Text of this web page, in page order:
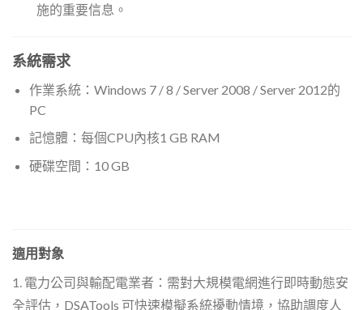
施的重要信息。
系統需求
作業系統：Windows 7 / 8 / Server 2008 / Server 2012的
PC
記憶體：每個CPU內核1 GB RAM
硬碟空間：10 GB
適用對象
1. 電力公司與輸配電業者：需對大規模電網進行即時動態安
全評估，DSATools 可快速模擬系統擾動情境，協助調度人